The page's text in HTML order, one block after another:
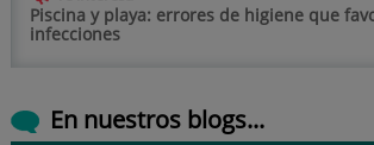
Piscina y playa: errores de higiene que
infecciones
En nuestros blogs...